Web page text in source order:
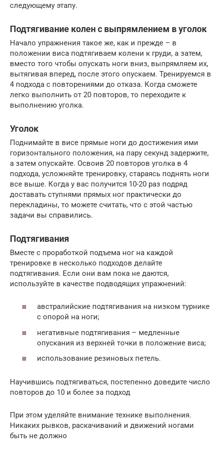
следующему этапу.
Подтягивание колен с выпрямлением в уголок
Начало упражнения такое же, как и прежде – в
положении виса подтягиваем колени к груди, а затем,
вместо того чтобы опускать ноги вниз, выпрямляем их,
вытягивая вперед, после этого опускаем. Тренируемся в
4 подхода с повторениями до отказа. Когда сможете
легко выполнить от 20 повторов, то переходите к
выполнению уголка.
Уголок
Поднимайте в висе прямые ноги до достижения ими
горизонтального положения, на пару секунд задержите,
а затем опускайте. Освоив 20 повторов уголка в 4
подхода, усложняйте тренировку, стараясь поднять ноги
все выше. Когда у вас получится 10-20 раз подряд
доставать ступнями прямых ног практически до
перекладины, то можете считать, что с этой частью
задачи вы справились.
Подтягивания
Вместе с проработкой подъема ног на каждой
тренировке в несколько подходов делайте
подтягивания. Если они вам пока не даются,
используйте в качестве подводящих упражнений:
австралийские подтягивания на низком турнике
с опорой на ноги;
негативные подтягивания – медленные
опускания из верхней точки в положение виса;
использование резиновых петель.
Научившись подтягиваться, постепенно доведите число
повторов до 10 и более за подход
При этом уделяйте внимание технике выполнения.
Никаких рывков, раскачиваний и движений ногами
быть не должно